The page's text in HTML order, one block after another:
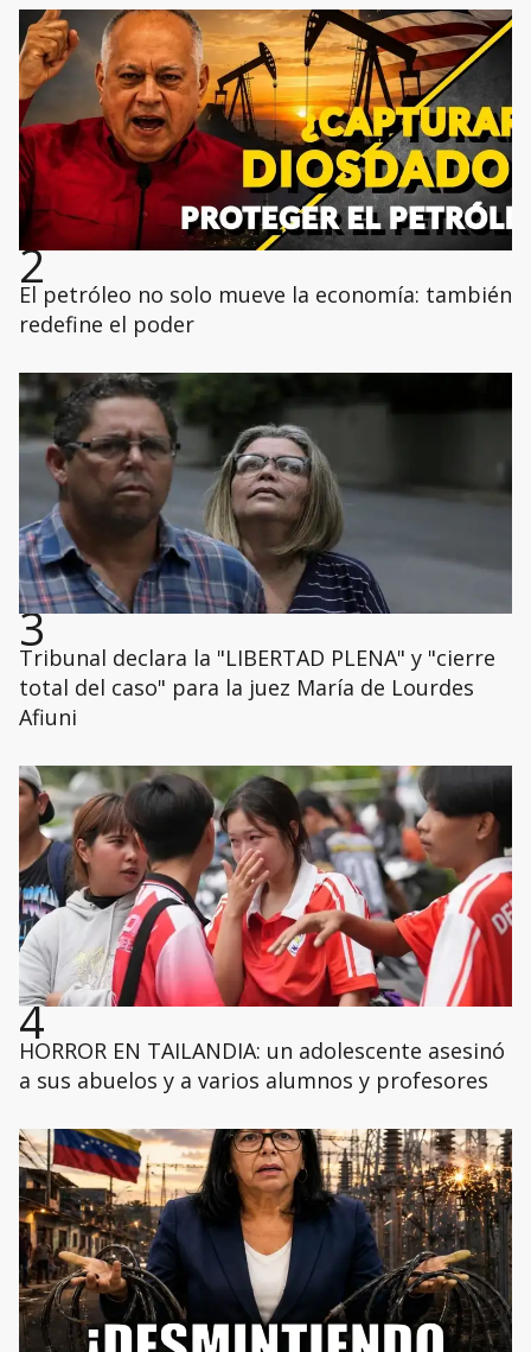
2
El petróleo no solo mueve la economía: también
redefine el poder
3
Tribunal declara la "LIBERTAD PLENA" y "cierre
total del caso" para la juez María de Lourdes
Afiuni
4
HORROR EN TAILANDIA: un adolescente asesinó
a sus abuelos y a varios alumnos y profesores